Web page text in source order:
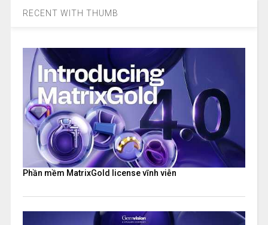
RECENT WITH THUMB
Phần mềm MatrixGold license vĩnh viễn